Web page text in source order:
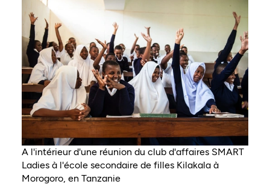
A l'intérieur d'une réunion du club d'affaires SMART
Ladies à l'école secondaire de filles Kilakala à
Morogoro, en Tanzanie